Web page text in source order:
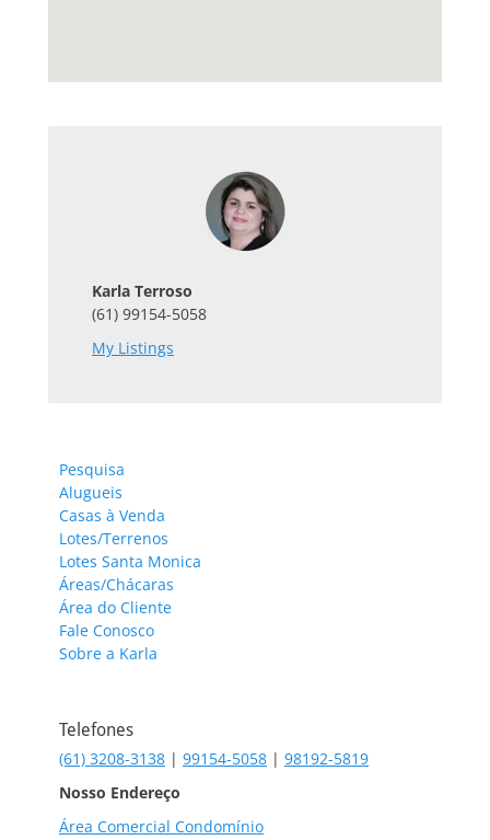
Karla Terroso
(61) 99154-5058
My Listings
Pesquisa
Alugueis
Casas à Venda
Lotes/Terrenos
Lotes Santa Monica
Áreas/Chácaras
Área do Cliente
Fale Conosco
Sobre a Karla
Telefones
(61) 3208-3138 | 99154-5058 | 98192-5819
Nosso Endereço
Área Comercial Condomínio